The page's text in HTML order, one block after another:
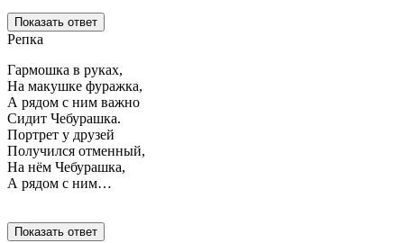
Показать ответ
Репка
Гармошка в руках,
На макушке фуражка,
А рядом с ним важно
Сидит Чебурашка.
Портрет у друзей
Получился отменный,
На нём Чебурашка,
А рядом с ним…
Показать ответ